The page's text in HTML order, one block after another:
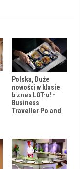
Polska, Duże
nowości w klasie
biznes LOT-u! -
Business
Traveller Poland